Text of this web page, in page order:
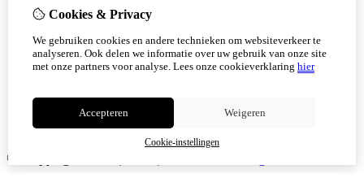
© Copyright 2026
Cookies & Privacy
We gebruiken cookies en andere technieken om websiteverkeer te
analyseren. Ook delen we informatie over uw gebruik van onze site
met onze partners voor analyse. Lees onze cookieverklaring hier
Accepteren Weigeren
Cookie-instellingen